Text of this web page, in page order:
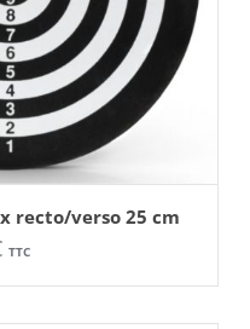
recto/verso 25 cm
TTC